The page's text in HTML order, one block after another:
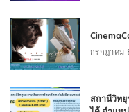
กรกฎาคม
สถานีวิทยุ